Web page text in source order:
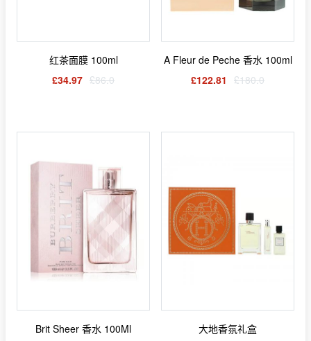
红茶面膜 100ml
£34.97 £86.0
A Fleur de Peche 香水 100ml
£122.81 £180.0
Brit Sheer 香水 100Ml
大地香氛礼盒